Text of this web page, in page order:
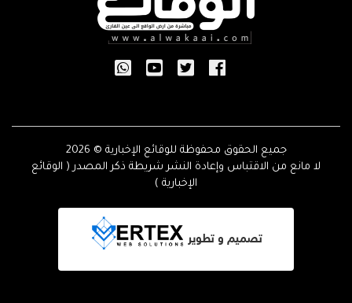
جميع الحقوق محفوظة للوقائع الإخبارية © 2026
لا مانع من الاقتباس وإعادة النشر شريطة ذكر المصدر ( الوقائع
الإخبارية )
تصميم و تطوير